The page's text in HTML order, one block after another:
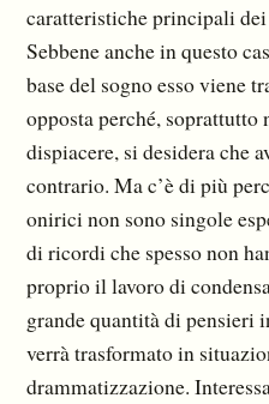
caratteristiche principali
Sebbene anche in questo
base del sogno esso viene
opposta perché, soprattutto
dispiacere, si desidera che
contrario. Ma c’è di più
onirici non sono singole
di ricordi che spesso non
proprio il lavoro di
grande quantità di pensieri
verrà trasformato in
drammatizzazione.